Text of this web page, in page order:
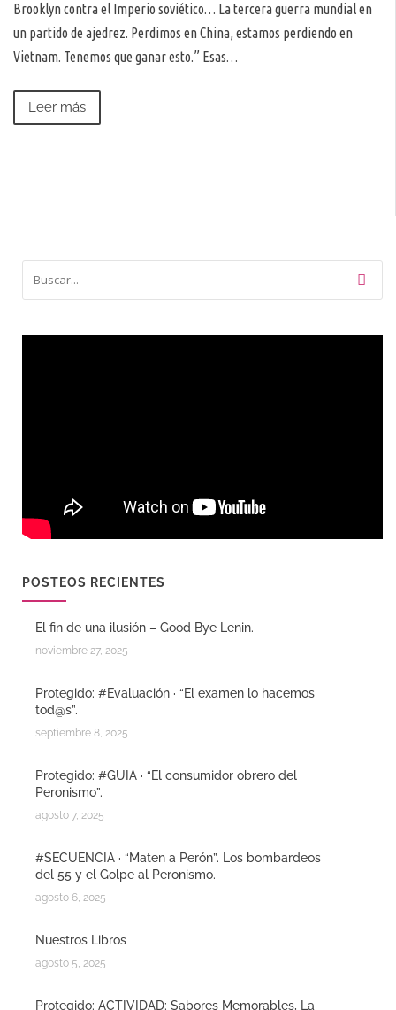
Brooklyn contra el Imperio soviético… La tercera guerra mundial en
un partido de ajedrez. Perdimos en China, estamos perdiendo en
Vietnam. Tenemos que ganar esto.” Esas…
Leer más
POSTEOS RECIENTES
El fin de una ilusión – Good Bye Lenin.
noviembre 27, 2025
Protegido: #Evaluación · “El examen lo hacemos
tod@s”.
septiembre 8, 2025
Protegido: #GUIA · “El consumidor obrero del
Peronismo”.
agosto 7, 2025
#SECUENCIA · “Maten a Perón”. Los bombardeos
del 55 y el Golpe al Peronismo.
agosto 6, 2025
Nuestros Libros
agosto 5, 2025
Protegido: ACTIVIDAD: Sabores Memorables, La